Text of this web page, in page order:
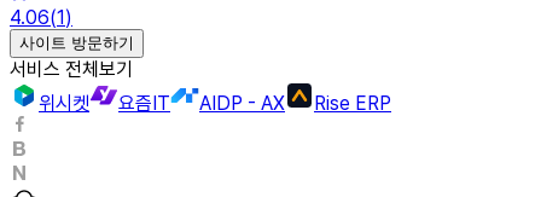
4.06(1)
사이트 방문하기
서비스 전체보기
위시켓
요즘IT AIDP - AX Rise ERP